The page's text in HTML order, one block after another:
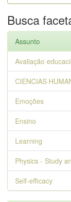
Busca
Assunto
Avaliação
CIENCIAS
Emoções
Ensino
Learning
Physics - Study
Self-efficacy